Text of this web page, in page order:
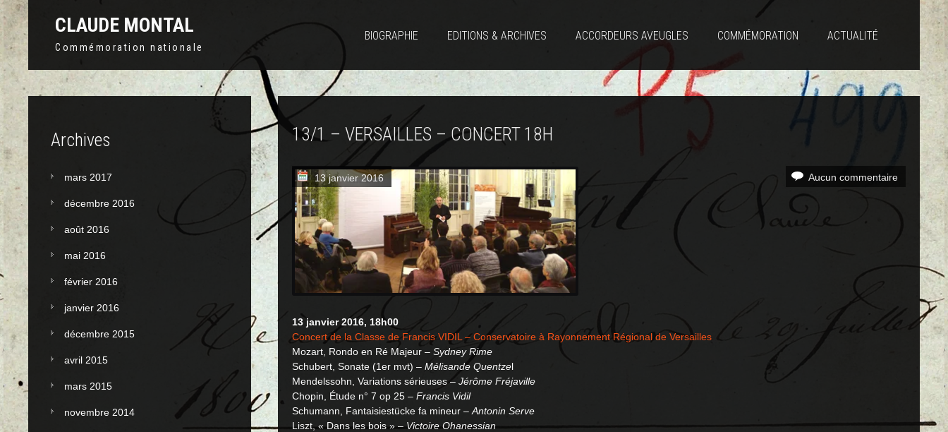
CLAUDE MONTAL
Commémoration nationale
BIOGRAPHIE EDITIONS & ARCHIVES ACCORDEURS AVEUGLES COMMÉMORATION ACTUALITÉ
13/1 – VERSAILLES – CONCERT 18H
13 janvier 2016 Aucun commentaire
13 janvier 2016, 18h00
Concert de la Classe de Francis VIDIL – Conservatoire à Rayonnement Régional de Versailles
Mozart, Rondo en Ré Majeur –Sydney Rime
Schubert, Sonate (1er mvt) –Mélisande Quentzel
Mendelssohn, Variations sérieuses –Jérôme Fréjaville
Chopin, Étude n° 7 op 25 –Francis Vidil
Schumann, Fantaisiestücke fa mineur –Antonin Serve
Liszt, « Dans les bois » –Victoire Ohanessian
Archives
mars 2017
décembre 2016
août 2016
mai 2016
février 2016
janvier 2016
décembre 2015
avril 2015
mars 2015
novembre 2014